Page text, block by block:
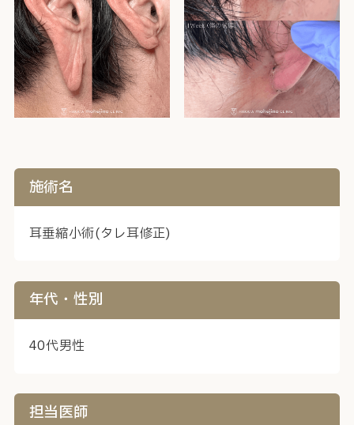
施術名
耳垂縮小術(タレ耳修正)
年代・性別
40代男性
担当医師